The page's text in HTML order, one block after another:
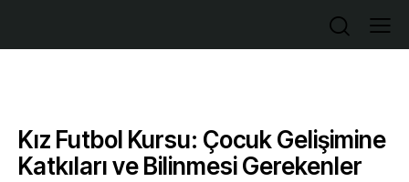
Kız Futbol Kursu: Çocuk Gelişimine
Katkıları ve Bilinmesi Gerekenler